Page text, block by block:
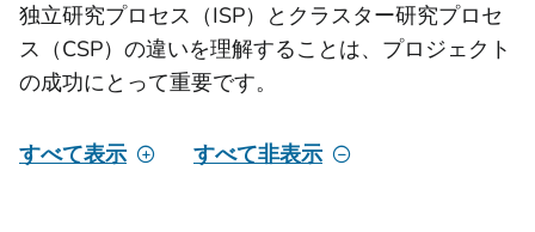
独立研究プロセス（ISP）とクラスター研究プロセ
ス（CSP）の違いを理解することは、プロジェクト
の成功にとって重要です。
すべて表示 すべて非表示